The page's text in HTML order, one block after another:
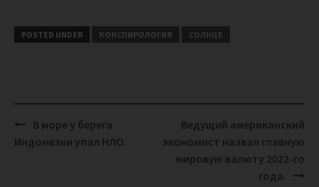
POSTED UNDER КОНСПИРОЛОГИЯ СОЛНЦЕ
Post
navigation
В море у берега
Индонезии упал НЛО.
Ведущий американский
экономист назвал главную
мировую валюту 2022-го
года.